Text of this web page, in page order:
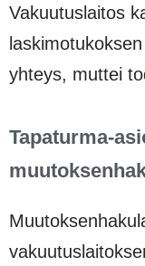
Vakuutuslaitos
yhteys, muttei
Tapaturma-